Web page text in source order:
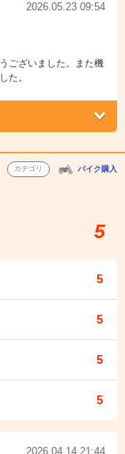
2026.05.23 09:54
ございました。また機
た。
カテゴリ バイク購入
5
5
5
5
5
2026.04.14 21:44